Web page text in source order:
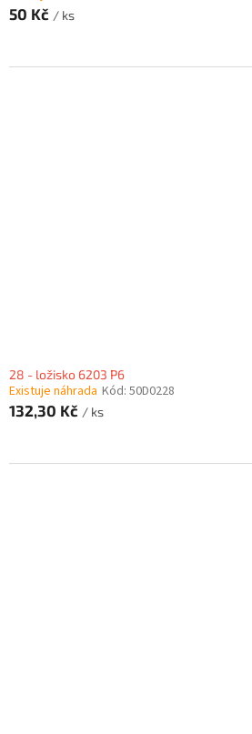
50 Kč / ks
28 - ložisko 6203 P6
Existuje náhrada Kód: 50D0228
132,30 Kč / ks